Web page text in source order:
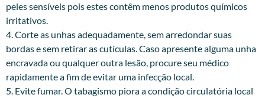
peles sensíveis pois estes contêm menos produtos químicos
irritativos.
4. Corte as unhas adequadamente, sem arredondar suas
bordas e sem retirar as cutículas. Caso apresente alguma unha
encravada ou qualquer outra lesão, procure seu médico
rapidamente a fim de evitar uma infecção local.
5. Evite fumar. O tabagismo piora a condição circulatória local